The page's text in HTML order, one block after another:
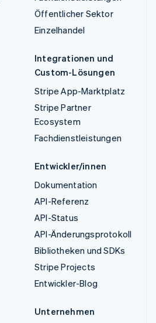
Öffentlicher Sektor
Einzelhandel
Integrationen und
Custom-Lösungen
Stripe App-Marktplatz
Stripe Partner
Ecosystem
Fachdienstleistungen
Entwickler/innen
Dokumentation
API-Referenz
API-Status
API-Änderungsprotokoll
Bibliotheken und SDKs
Stripe Projects
Entwickler-Blog
Unternehmen